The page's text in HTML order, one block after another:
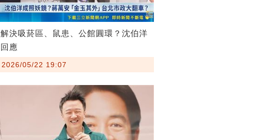
解決吸菸區、鼠患、公館圓環？沈伯洋
回應
2026/05/22 19:07